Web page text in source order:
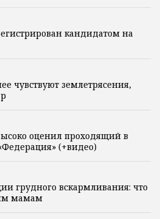
кандидатом на
чувствуют землетрясения,
оценил проходящий в
(+видео)
грудного вскармливания: что
мамам